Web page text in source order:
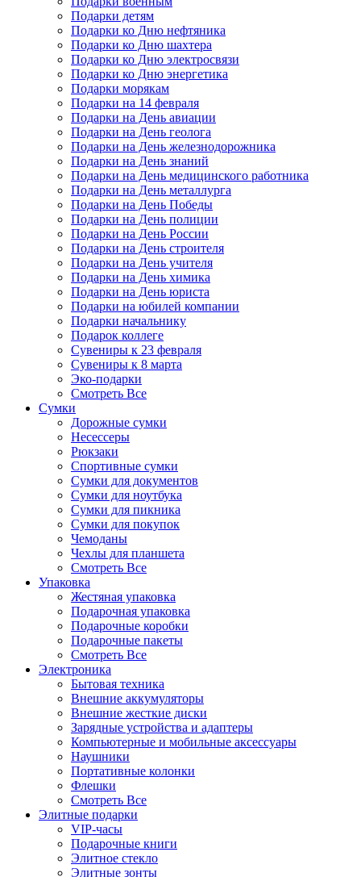
Подарки детям
Подарки ко Дню нефтяника
Подарки ко Дню шахтера
Подарки ко Дню электросвязи
Подарки ко Дню энергетика
Подарки морякам
Подарки на 14 февраля
Подарки на День авиации
Подарки на День геолога
Подарки на День железнодорожника
Подарки на День знаний
Подарки на День медицинского работника
Подарки на День металлурга
Подарки на День Победы
Подарки на День полиции
Подарки на День России
Подарки на День строителя
Подарки на День учителя
Подарки на День химика
Подарки на День юриста
Подарки на юбилей компании
Подарки начальнику
Подарок коллеге
Сувениры к 23 февраля
Сувениры к 8 марта
Эко-подарки
Смотреть Все
Сумки
Дорожные сумки
Несессеры
Рюкзаки
Спортивные сумки
Сумки для документов
Сумки для ноутбука
Сумки для пикника
Сумки для покупок
Чемоданы
Чехлы для планшета
Смотреть Все
Упаковка
Жестяная упаковка
Подарочная упаковка
Подарочные коробки
Подарочные пакеты
Смотреть Все
Электроника
Бытовая техника
Внешние аккумуляторы
Внешние жесткие диски
Зарядные устройства и адаптеры
Компьютерные и мобильные аксессуары
Наушники
Портативные колонки
Флешки
Смотреть Все
Элитные подарки
VIP-часы
Подарочные книги
Элитное стекло
Элитные зонты